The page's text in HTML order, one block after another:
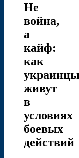
Не
война,
а
кайф:
как
украинцы
живут
в
условиях
боевых
действий